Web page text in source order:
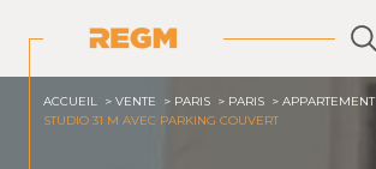
ACCUEIL VENTE PARIS PARIS APPARTEMENT
STUDIO 31 M AVEC PARKING COUVERT